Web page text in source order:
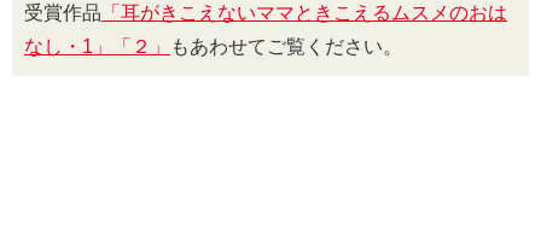
受賞作品 「耳がきこえないママときこえるムスメのおは
なし・1」
「２」 もあわせてご覧ください。